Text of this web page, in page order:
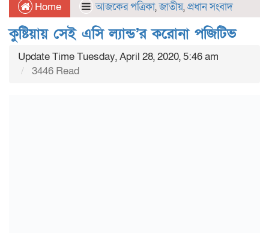
Home আজকের পত্রিকা,জাতীয়,প্রধান সংবাদ
কুষ্টিয়ায় সেই এসি ল্যান্ড’র করোনা পজিটিভ
Update Time Tuesday, April 28, 2020, 5:46 am
3446 Read